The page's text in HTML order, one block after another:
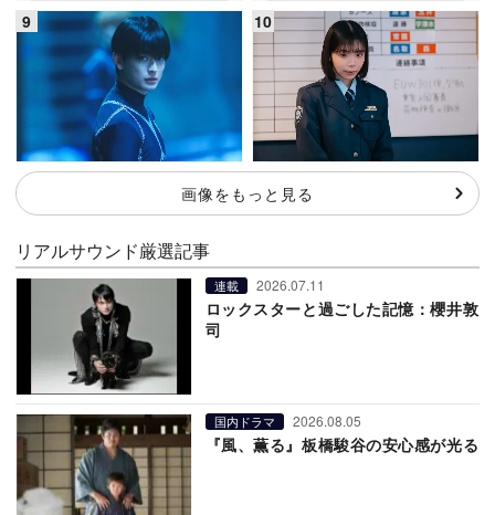
画像をもっと見る
リアルサウンド厳選記事
連載 2026.07.11
ロックスターと過ごした記憶：櫻井敦
司
国内ドラマ 2026.08.05
『風、薫る』板橋駿谷の安心感が光る